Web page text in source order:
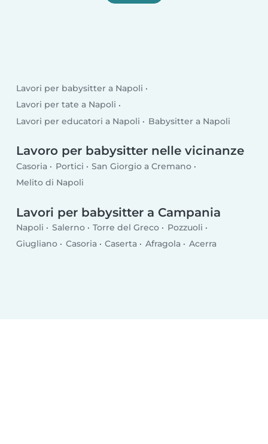
Lavori per babysitter a Napoli
Lavori per tate a Napoli
Lavori per educatori a Napoli
Babysitter a Napoli
Lavoro per babysitter nelle vicinanze
Casoria Portici
San Giorgio a Cremano
Melito di Napoli
Lavori per babysitter a Campania
Napoli Salerno Torre del Greco
Pozzuoli
Giugliano
Casoria Caserta Afragola Acerra